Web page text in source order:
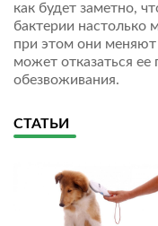
как будет заметно,
бактерии настолько
при этом они меняют
может отказаться
обезвоживания.⠀
СТАТЬИ